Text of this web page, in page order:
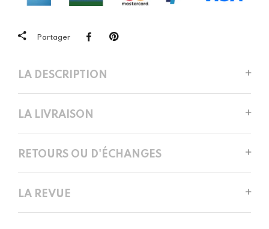
Partager
LA DESCRIPTION
LA LIVRAISON
RETOURS OU D'ÉCHANGES
LA REVUE